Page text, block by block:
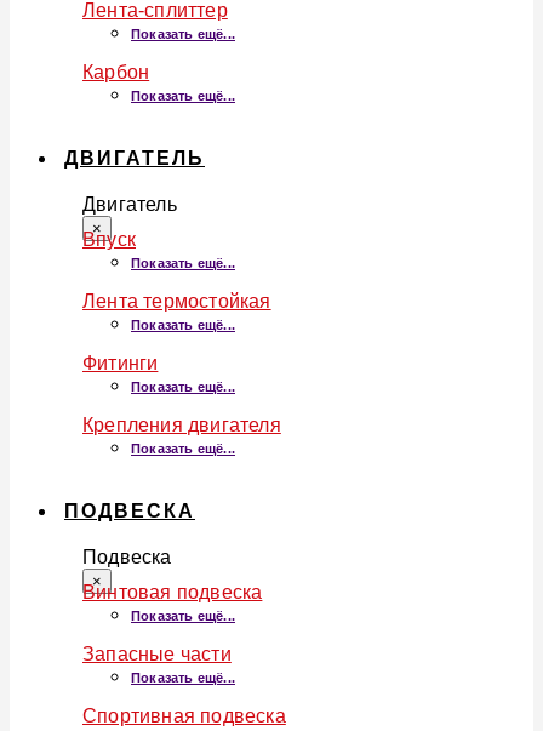
Лента-сплиттер
Показать ещё...
Карбон
Показать ещё...
ДВИГАТЕЛЬ
Двигатель
×
Впуск
Показать ещё...
Лента термостойкая
Показать ещё...
Фитинги
Показать ещё...
Крепления двигателя
Показать ещё...
ПОДВЕСКА
Подвеска
×
Винтовая подвеска
Показать ещё...
Запасные части
Показать ещё...
Спортивная подвеска